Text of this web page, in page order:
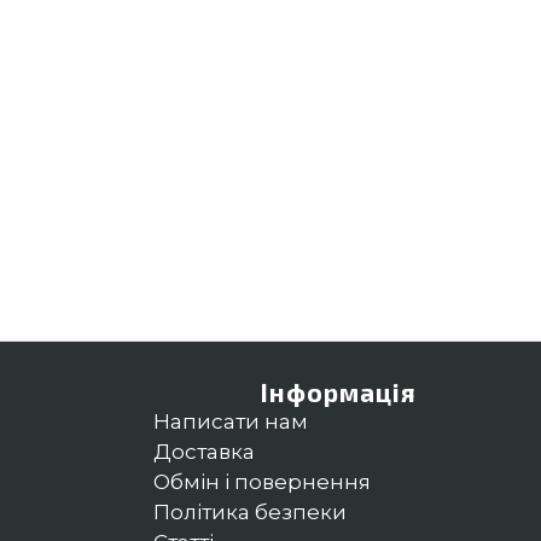
Інформація
Написати нам
Доставка
Обмін і повернення
Політика безпеки